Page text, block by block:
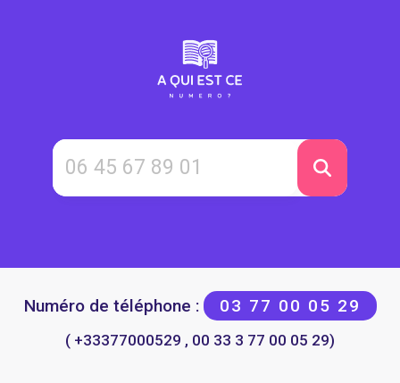
Numéro de téléphone : 03 77 00 05 29
( +33377000529 , 00 33 3 77 00 05 29)